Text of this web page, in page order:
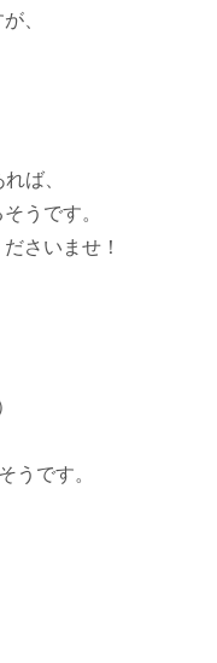
、
ば、
うです。
さいませ！
うです。